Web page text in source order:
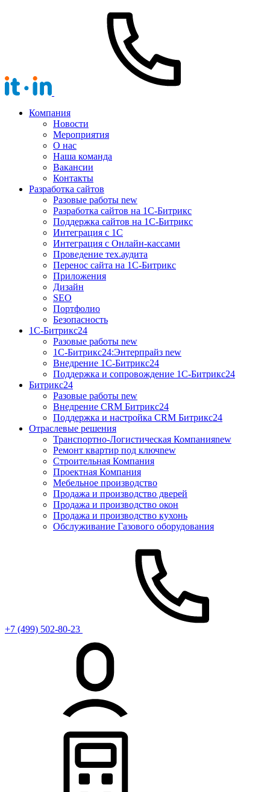
Компания
Новости
Мероприятия
О нас
Наша команда
Вакансии
Контакты
Разработка сайтов
Разовые работы new
Разработка сайтов на 1С-Битрикс
Поддержка сайтов на 1С-Битрикс
Интеграция с 1С
Интеграция с Онлайн-кассами
Проведение тех.аудита
Перенос сайта на 1С-Битрикс
Приложения
Дизайн
SEO
Портфолио
Безопасность
1C-Битрикс24
Разовые работы new
1С-Битрикс24:Энтерпрайз new
Внедрение 1C-Битрикс24
Поддержка и сопровождение 1С-Битрикс24
Битрикс24
Разовые работы new
Внедрение CRM Битрикс24
Поддержка и настройка CRM Битрикс24
Отраслевые решения
Транспортно-Логистическая Компанияnew
Ремонт квартир под ключnew
Строительная Компания
Проектная Компания
Мебельное производство
Продажа и производство дверей
Продажа и производство окон
Продажа и производство кухонь
Обслуживание Газового оборудования
+7 (499) 502-80-23